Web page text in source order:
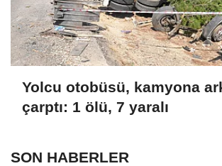
Yolcu otobüsü, kamyona
çarptı: 1 ölü, 7 yaralı
SON HABERLER